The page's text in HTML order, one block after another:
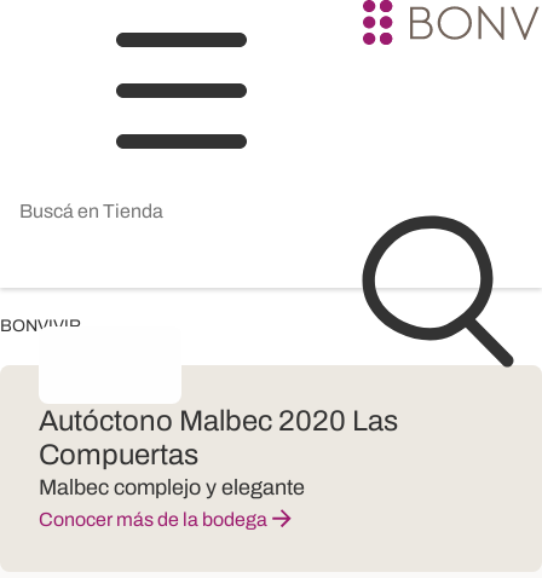
BONVIVIR
Autóctono Malbec 2020 Las
Compuertas
Malbec complejo y elegante
Conocer más de la bodega